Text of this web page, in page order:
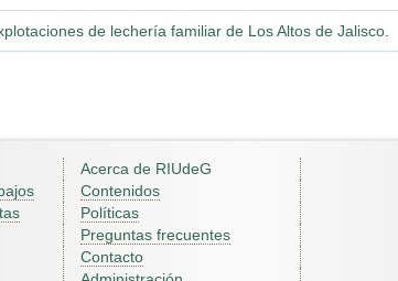
de lechería familiar de Los Altos de Jalisco.
Acerca de RIUdeG
Contenidos
Políticas
Preguntas frecuentes
Contacto